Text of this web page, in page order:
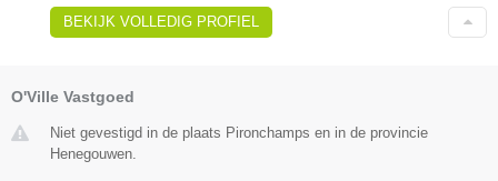
BEKIJK VOLLEDIG PROFIEL
O'Ville Vastgoed
Niet gevestigd in de plaats Pironchamps en in de provincie
Henegouwen.